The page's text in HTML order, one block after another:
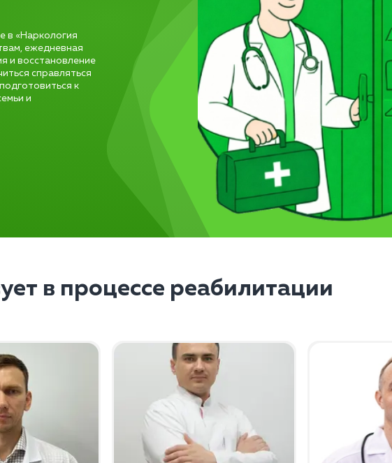
в «Наркология
ежедневная
и восстановление
справляться
к
и
в процессе реабилитации